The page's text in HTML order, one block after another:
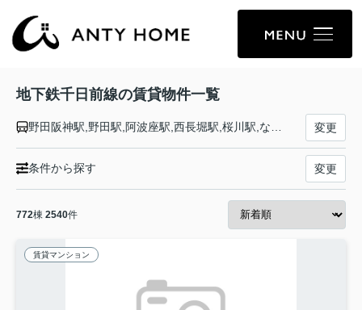
地下鉄千日前線の賃貸物件一覧
変更
条件から探す 変更
772棟 2540件
賃貸マンション